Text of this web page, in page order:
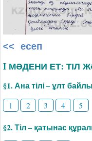
<< есеп
I МӘДЕНИ ЕТ: ТІЛ
§1. Ана тілі – ұлт
1 2 3 4 5
§2. Тіл – қатынас